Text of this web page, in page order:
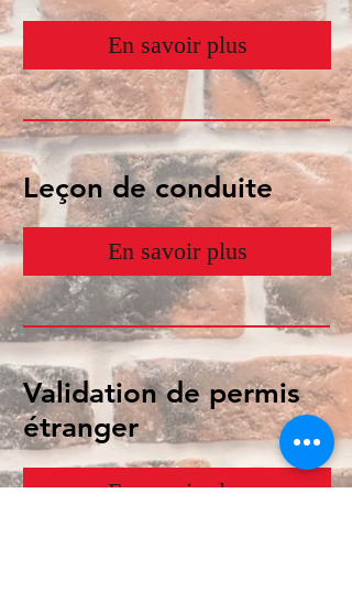
En savoir plus
Leçon de conduite
En savoir plus
Validation de permis
étranger
En savoir plus